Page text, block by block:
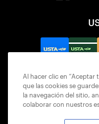
Al hacer clic en “Aceptar
que las cookies se
la navegación del sitio,
colaborar con nuestros